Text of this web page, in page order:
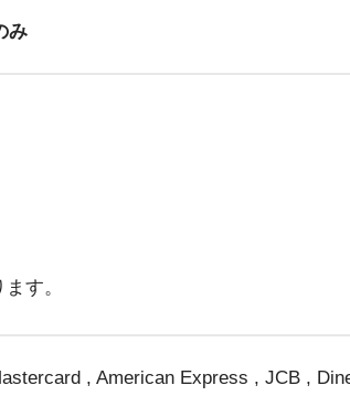
み
す。
, American Express , JCB ,